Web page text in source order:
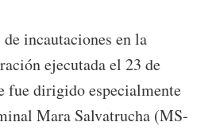
incautaciones en la
ejecutada el 23 de
fue dirigido especialmente
Mara Salvatrucha (MS-